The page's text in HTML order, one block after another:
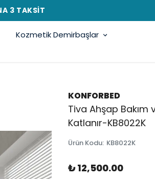
3 TAKSİT
Kozmetik Demirbaşlar
KONFORBED
Tiva Ahşap Bakım
Katlanır-KB8022K
Ürün Kodu: KB8022K
₺ 12,500.00